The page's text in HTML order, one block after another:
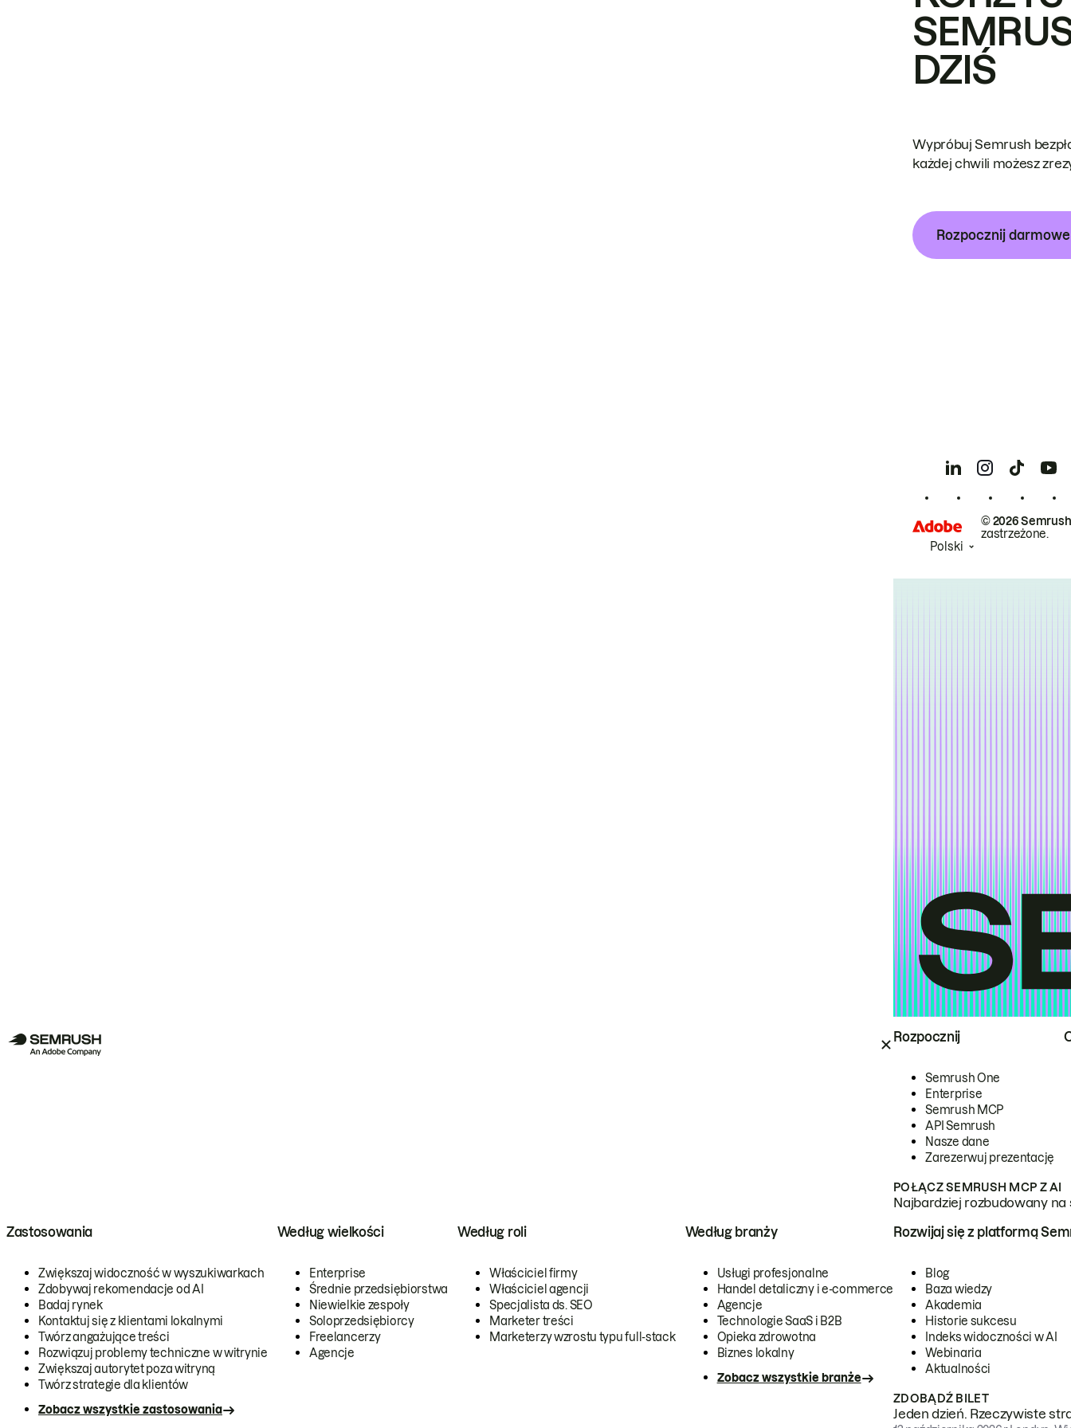
Rozpocznij
Semrush One
Enterprise
Semrush MCP
API Semrush
Nasze dane
Zarezerwuj prezentację
POŁĄCZ SEMRUSH MCP Z AI
Najbardziej rozbudowany
Zastosowania
Zwiększaj widoczność w wyszukiwarkach
Zdobywaj rekomendacje od AI
Badaj rynek
Kontaktuj się z klientami lokalnymi
Twórz angażujące treści
Rozwiązuj problemy techniczne w witrynie
Zwiększaj autorytet poza witryną
Twórz strategie dla klientów
Zobacz wszystkie zastosowania
Według wielkości
Enterprise
Średnie przedsiębiorstwa
Niewielkie zespoły
Soloprzedsiębiorcy
Freelancerzy
Agencje
Według roli
Właściciel firmy
Właściciel agencji
Specjalista ds. SEO
Marketer treści
Marketerzy wzrostu typu full-stack
Według branży
Usługi profesjonalne
Handel detaliczny i e-commerce
Agencje
Technologie SaaS i B2B
Opieka zdrowotna
Biznes lokalny
Zobacz wszystkie branże
Rozwijaj się z platformą
Blog
Baza wiedzy
Akademia
Historie sukcesu
Indeks widoczności w AI
Webinaria
Aktualności
ZDOBĄDŹ BILET
Jeden dzień. Rzeczywiste
DZIŚ
Wypróbuj Semrush
każdej chwili możesz
Rozpocznij
© 2026
zastrzeżone.
Polski